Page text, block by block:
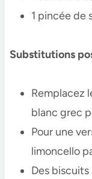
1 pincée de
Substitutions
Remplacez
blanc grec
Pour une
limoncello
Des